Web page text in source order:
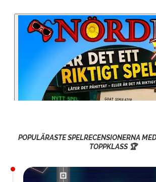
POPULÄRASTE SPELRECENSIONERNA
TOPPKLASS 🏆